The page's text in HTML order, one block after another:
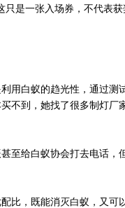
是一张入场券，不代表获
用白蚁的趋光性，通过测
不到，她找了很多制灯厂
给白蚁协会打去电话，
比，既能消灭白蚁，又可